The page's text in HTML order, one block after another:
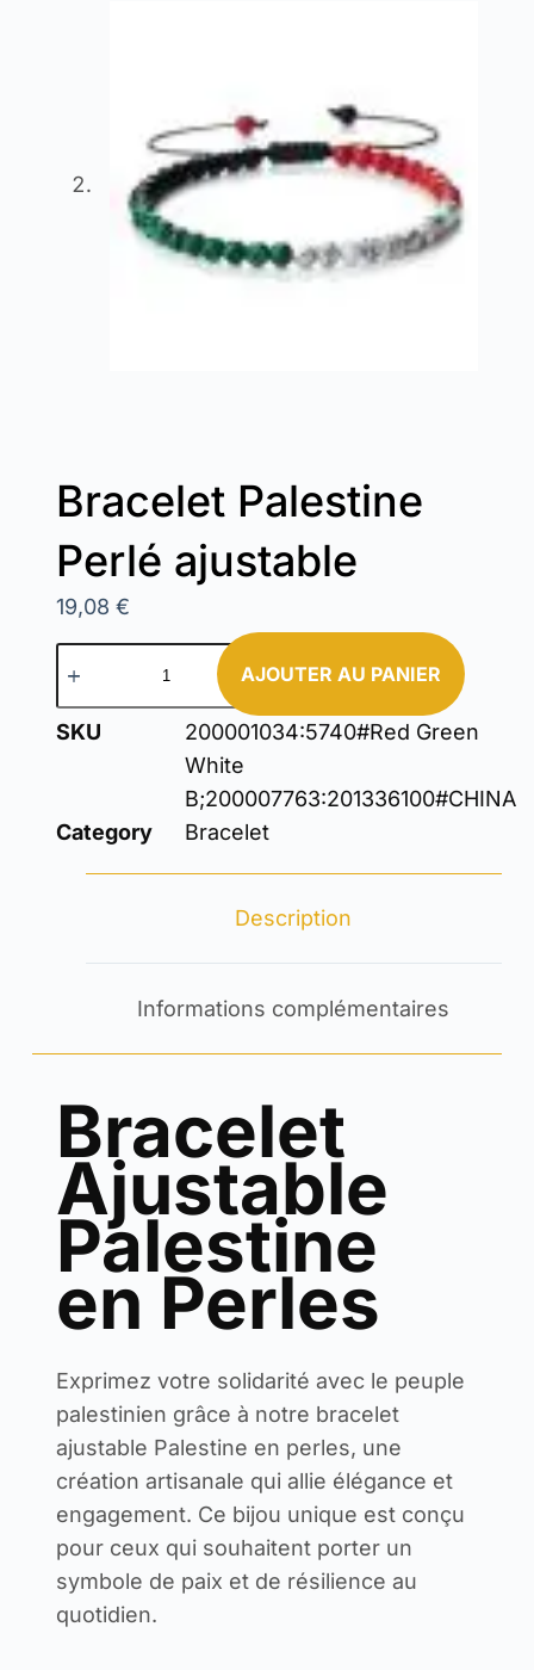
Bracelet Palestine
Perlé ajustable
19,08 €
AJOUTER AU PANIER
SKU
200001034:5740#Red Green
White
B;200007763:201336100#CHINA
Category
Bracelet
Description
Informations complémentaires
Bracelet
Ajustable
Palestine
en Perles
Exprimez votre solidarité avec le peuple
palestinien grâce à notre bracelet
ajustable Palestine en perles, une
création artisanale qui allie élégance et
engagement. Ce bijou unique est conçu
pour ceux qui souhaitent porter un
symbole de paix et de résilience au
quotidien.